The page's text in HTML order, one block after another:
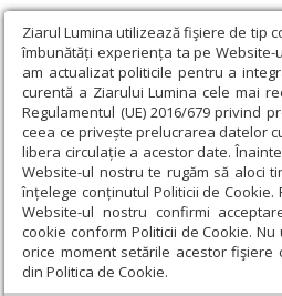
Ziarul Lumina utilizează fişiere de tip
îmbunătăți experiența ta pe Website-
am actualizat politicile pentru a
curentă a Ziarului Lumina cele mai
Regulamentul (UE) 2016/679 privind
ceea ce privește prelucrarea datelor
libera circulație a acestor date.
Website-ul nostru te rugăm să aloci
înțelege conținutul Politicii de
Website-ul nostru confirmi
cookie conform Politicii de Cookie.
orice moment setările acestor
din Politica de Cookie.
Ziarul Lumina › Regionale › Moldova
Mitropolia Moldovei şi Bucovinei
Slujiri arhiereşti în
Bucovinei